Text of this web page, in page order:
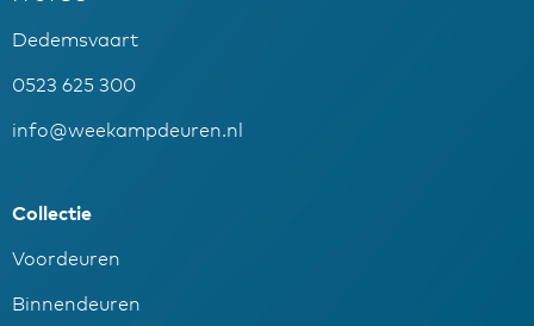
Dedemsvaart
0523 625 300
info@weekampdeuren.nl
Collectie
Voordeuren
Binnendeuren